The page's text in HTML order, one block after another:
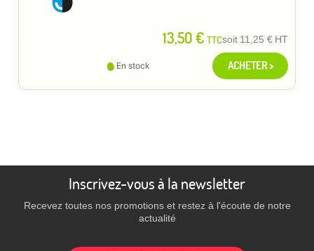
13,50 € TTCsoit 11,25 € HT
En stock ACHETER >
Inscrivez-vous à la newsletter
Recevez toutes nos promotions et restez à l'écoute de notre
actualité